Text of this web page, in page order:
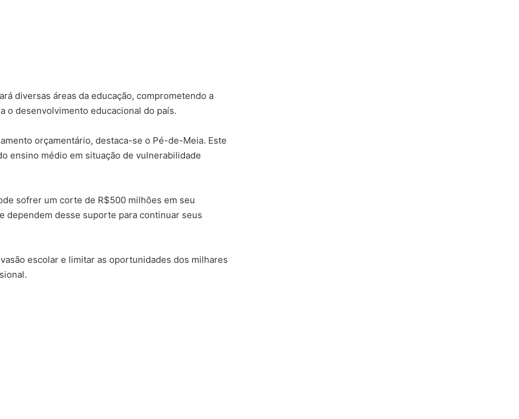
diversas áreas da educação, comprometendo a
o desenvolvimento educacional do país.
orçamentário, destaca-se o Pé-de-Meia. Este
ensino médio em situação de vulnerabilidade
sofrer um corte de R$500 milhões em seu
dependem desse suporte para continuar seus
escolar e limitar as oportunidades dos milhares